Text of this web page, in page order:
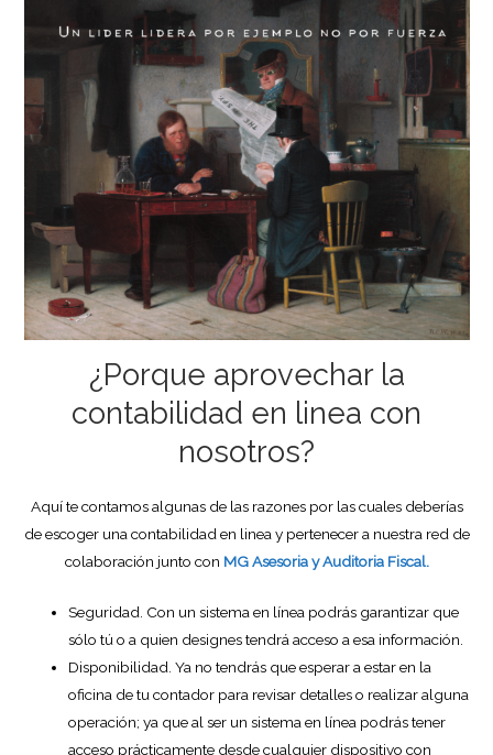
¿Porque aprovechar la
contabilidad en linea con
nosotros?
Aquí te contamos algunas de las razones por las cuales deberías
de escoger una contabilidad en linea y pertenecer a nuestra red de
colaboración junto con MG Asesoria y Auditoria Fiscal.
Seguridad. Con un sistema en línea podrás garantizar que
sólo tú o a quien designes tendrá acceso a esa información.
Disponibilidad. Ya no tendrás que esperar a estar en la
oficina de tu contador para revisar detalles o realizar alguna
operación; ya que al ser un sistema en línea podrás tener
acceso prácticamente desde cualquier dispositivo con